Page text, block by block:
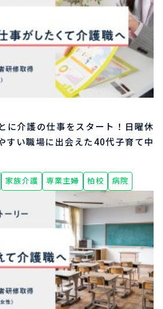
に介護の仕事をスタート！日曜休
すい職場に出会えた40代子育て中
家族介護 専業主婦 柏校 病院